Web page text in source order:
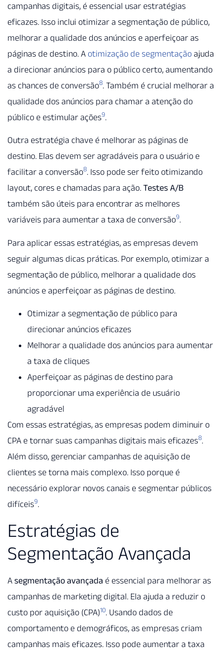
campanhas digitais, é essencial usar estratégias
eficazes. Isso inclui otimizar a segmentação de público,
melhorar a qualidade dos anúncios e aperfeiçoar as
páginas de destino. A otimização de segmentação ajuda
a direcionar anúncios para o público certo, aumentando
as chances de conversão8. Também é crucial melhorar a
qualidade dos anúncios para chamar a atenção do
público e estimular ações9.
Outra estratégia chave é melhorar as páginas de
destino. Elas devem ser agradáveis para o usuário e
facilitar a conversão8. Isso pode ser feito otimizando
layout, cores e chamadas para ação. Testes A/B
também são úteis para encontrar as melhores
variáveis para aumentar a taxa de conversão9.
Para aplicar essas estratégias, as empresas devem
seguir algumas dicas práticas. Por exemplo, otimizar a
segmentação de público, melhorar a qualidade dos
anúncios e aperfeiçoar as páginas de destino.
Otimizar a segmentação de público para
direcionar anúncios eficazes
Melhorar a qualidade dos anúncios para aumentar
a taxa de cliques
Aperfeiçoar as páginas de destino para
proporcionar uma experiência de usuário
agradável
Com essas estratégias, as empresas podem diminuir o
CPA e tornar suas campanhas digitais mais eficazes8.
Além disso, gerenciar campanhas de aquisição de
clientes se torna mais complexo. Isso porque é
necessário explorar novos canais e segmentar públicos
difíceis9.
Estratégias de
Segmentação Avançada
A segmentação avançada é essencial para melhorar as
campanhas de marketing digital. Ela ajuda a reduzir o
custo por aquisição (CPA)10. Usando dados de
comportamento e demográficos, as empresas criam
campanhas mais eficazes. Isso pode aumentar a taxa